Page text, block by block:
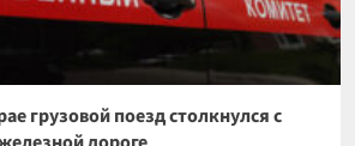
грузовой поезд столкнулся с